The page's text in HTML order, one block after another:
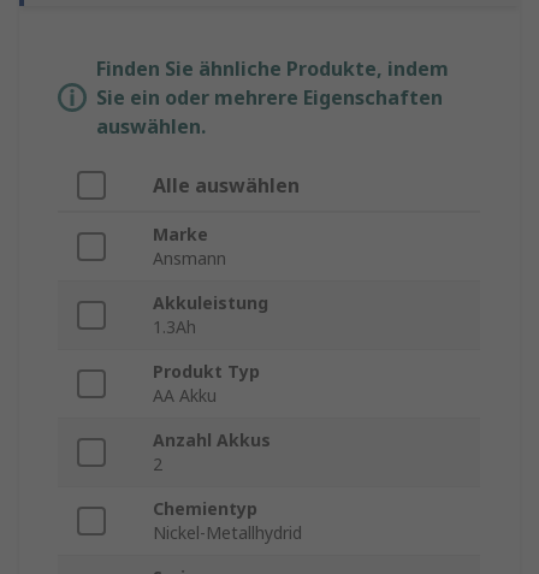
Finden Sie ähnliche Produkte, indem
Sie ein oder mehrere Eigenschaften
auswählen.
Alle auswählen
Marke
Ansmann
Akkuleistung
1.3Ah
Produkt Typ
AA Akku
Anzahl Akkus
2
Chemientyp
Nickel-Metallhydrid